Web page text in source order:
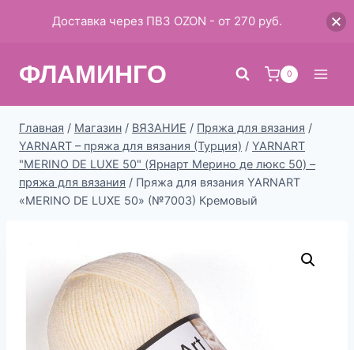
ФЛАМИНГО 0
Главная / Магазин / ВЯЗАНИЕ / Пряжа для вязания /
YARNART – пряжа для вязания (Турция) / YARNART
"MERINO DE LUXE 50" (Ярнарт Мерино де люкс 50) –
пряжа для вязания / Пряжа для вязания YARNART
«MERINO DE LUXE 50» (№7003) Кремовый
Доставка через ПВЗ OZON - от 270 руб.